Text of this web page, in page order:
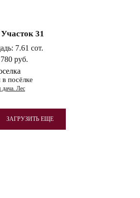
Участок 31
7.61 сот.
руб.
посёлке
дача. Лес
ЗАГРУЗИТЬ ЕЩЕ